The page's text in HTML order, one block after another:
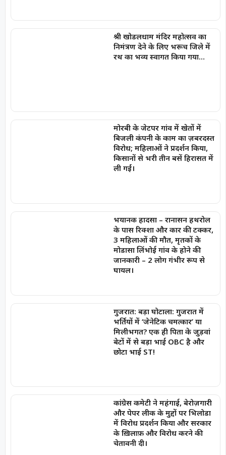
श्री खोडलधाम मंदिर महोत्सव का
निमंत्रण देने के लिए भरूच जिले में
रथ का भव्य स्वागत किया गया…
मोरबी के जेटपर गांव में खेतों में
बिजली कंपनी के काम का ज़बरदस्त
विरोध; महिलाओं ने प्रदर्शन किया,
किसानों से भरी तीन बसें हिरासत में
ली गईं।
भयानक हादसा – रानासन हथरोल
के पास रिक्शा और कार की टक्कर,
3 महिलाओं की मौत, मृतकों के
मोडासा लिंभोई गांव के होने की
जानकारी – 2 लोग गंभीर रूप से
घायल।
गुजरात: बड़ा घोटाला: गुजरात में
भर्तियों में ‘जेनेटिक चमत्कार’ या
मिलीभगत? एक ही पिता के जुड़वां
बेटों में से बड़ा भाई OBC है और
छोटा भाई ST!
कांग्रेस कमेटी ने महंगाई, बेरोज़गारी
और पेपर लीक के मुद्दों पर भिलोडा
में विरोध प्रदर्शन किया और सरकार
के ख़िलाफ़ और विरोध करने की
चेतावनी दी।